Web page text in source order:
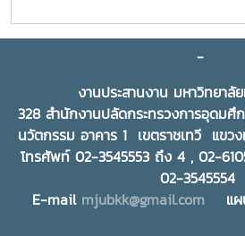
-
งานประสานงาน มหาวิทยาลั
328 สำนักงานปลัดกระทรวงการอุดมศึ
นวัตกรรม อาคาร 1 เขตราชเทวี แข
โทรศัพท์ 02-3545553 ถึง 4 , 02-
02-3545554
E-mail mjubkk@gmail.com แผ